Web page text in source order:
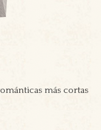
más cortas